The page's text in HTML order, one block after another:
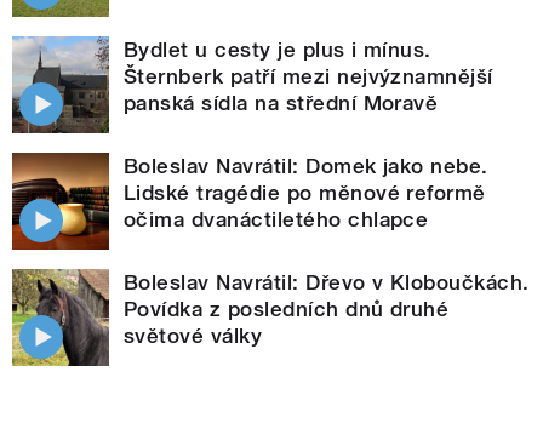
Bydlet u cesty je plus i mínus.
Šternberk patří mezi nejvýznamnější
panská sídla na střední Moravě
Boleslav Navrátil: Domek jako nebe.
Lidské tragédie po měnové reformě
očima dvanáctiletého chlapce
Boleslav Navrátil: Dřevo v Kloboučkách.
Povídka z posledních dnů druhé
světové války